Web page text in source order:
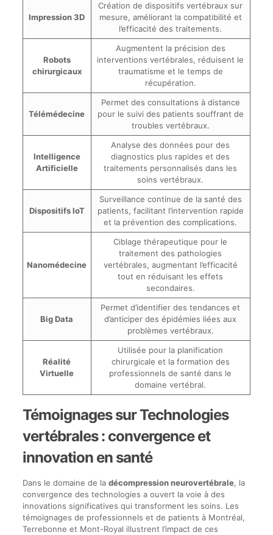
Impression 3D
Création de dispositifs vertébraux sur
mesure, améliorant la compatibilité et
l’efficacité des traitements.
Robots
chirurgicaux
Augmentent la précision des
interventions vertébrales, réduisent le
traumatisme et le temps de
récupération.
Télémédecine
Permet des consultations à distance
pour le suivi des patients souffrant de
troubles vertébraux.
Intelligence
Artificielle
Analyse des données pour des
diagnostics plus rapides et des
traitements personnalisés dans les
soins vertébraux.
Dispositifs IoT
Surveillance continue de la santé des
patients, facilitant l’intervention rapide
et la prévention des complications.
Nanomédecine
Ciblage thérapeutique pour le
traitement des pathologies
vertébrales, augmentant l’efficacité
tout en réduisant les effets
secondaires.
Big Data
Permet d’identifier des tendances et
d’anticiper des épidémies liées aux
problèmes vertébraux.
Réalité
Virtuelle
Utilisée pour la planification
chirurgicale et la formation des
professionnels de santé dans le
domaine vertébral.
Témoignages sur Technologies
vertébrales : convergence et
innovation en santé
Dans le domaine de la décompression neurovertébrale, la
convergence des technologies a ouvert la voie à des
innovations significatives qui transforment les soins. Les
témoignages de professionnels et de patients à Montréal,
Terrebonne et Mont-Royal illustrent l’impact de ces